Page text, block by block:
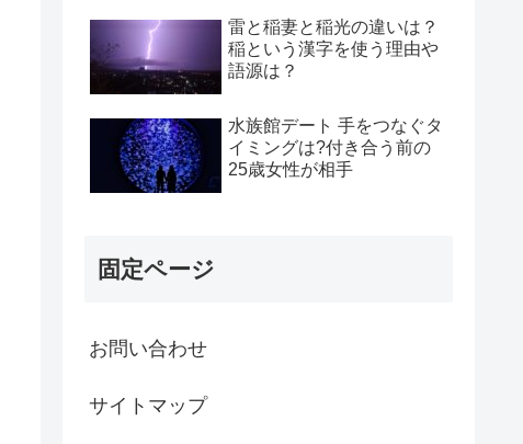
雷と稲妻と稲光の違いは？
稲という漢字を使う理由や
語源は？
水族館デート 手をつなぐタ
イミングは?付き合う前の
25歳女性が相手
固定ページ
お問い合わせ
サイトマップ